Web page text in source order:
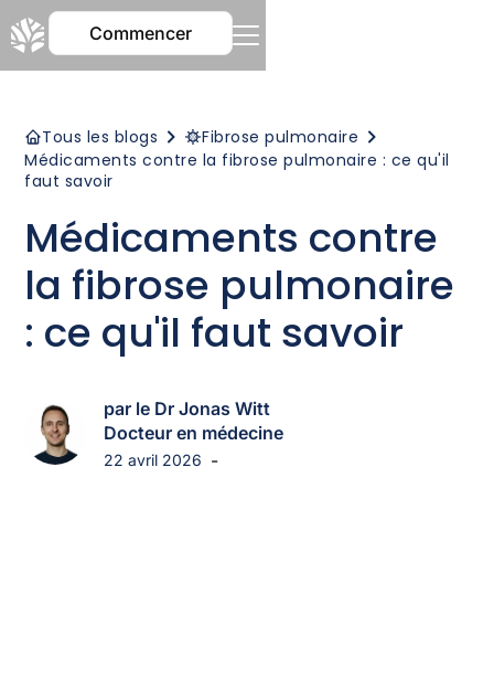
Commencer
Tous les blogs
Fibrose pulmonaire
Médicaments contre la fibrose pulmonaire : ce qu'il
faut savoir
Médicaments contre
la fibrose pulmonaire
: ce qu'il faut savoir
par le Dr Jonas Witt
Docteur en médecine
22 avril 2026 -